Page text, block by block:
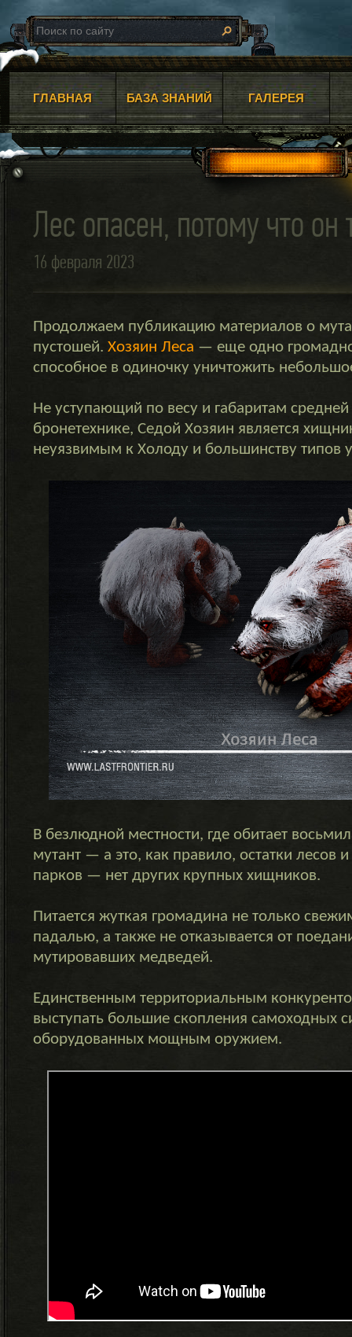
ГЛАВНАЯ БАЗА ЗНАНИЙ ГАЛЕРЕЯ
Лес опасен, потому что он
16 февраля 2023
Продолжаем публикацию материалов о
пустошей. Хозяин Леса — еще одно
способное в одиночку уничтожить
Не уступающий по весу и габаритам
бронетехнике, Седой Хозяин является
неуязвимым к Холоду и большинству типов
В безлюдной местности, где обитает
мутант — а это, как правило, остатки лесов
парков — нет других крупных хищников.
Питается жуткая громадина не только
падалью, а также не отказывается от
мутировавших медведей.
Единственным территориальным
выступать большие скопления самоходных
оборудованных мощным оружием.